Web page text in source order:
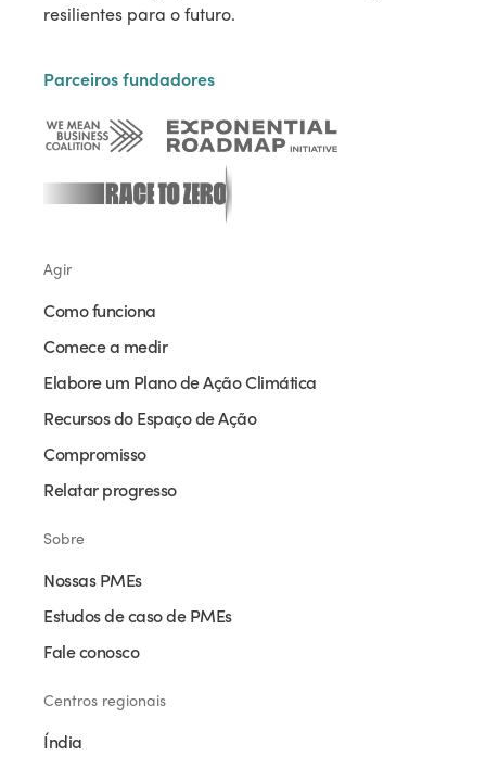
resilientes para o futuro.
Parceiros fundadores
Agir
Como funciona
Comece a medir
Elabore um Plano de Ação Climática
Recursos do Espaço de Ação
Compromisso
Relatar progresso
Sobre
Nossas PMEs
Estudos de caso de PMEs
Fale conosco
Centros regionais
Índia